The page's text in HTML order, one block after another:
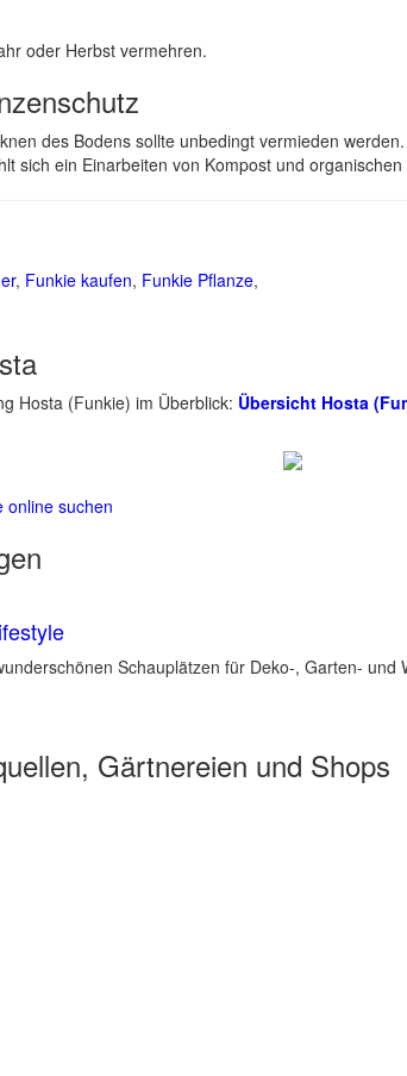
oder Herbst vermehren.
des Bodens sollte unbedingt vermieden
sich ein Einarbeiten von Kompost und
, Funkie kaufen, Funkie Pflanze,
Hosta (Funkie) im Überblick: Übersicht Hosta
online suchen
Schauplätzen für Deko-, Garten-
Gärtnereien und Shops